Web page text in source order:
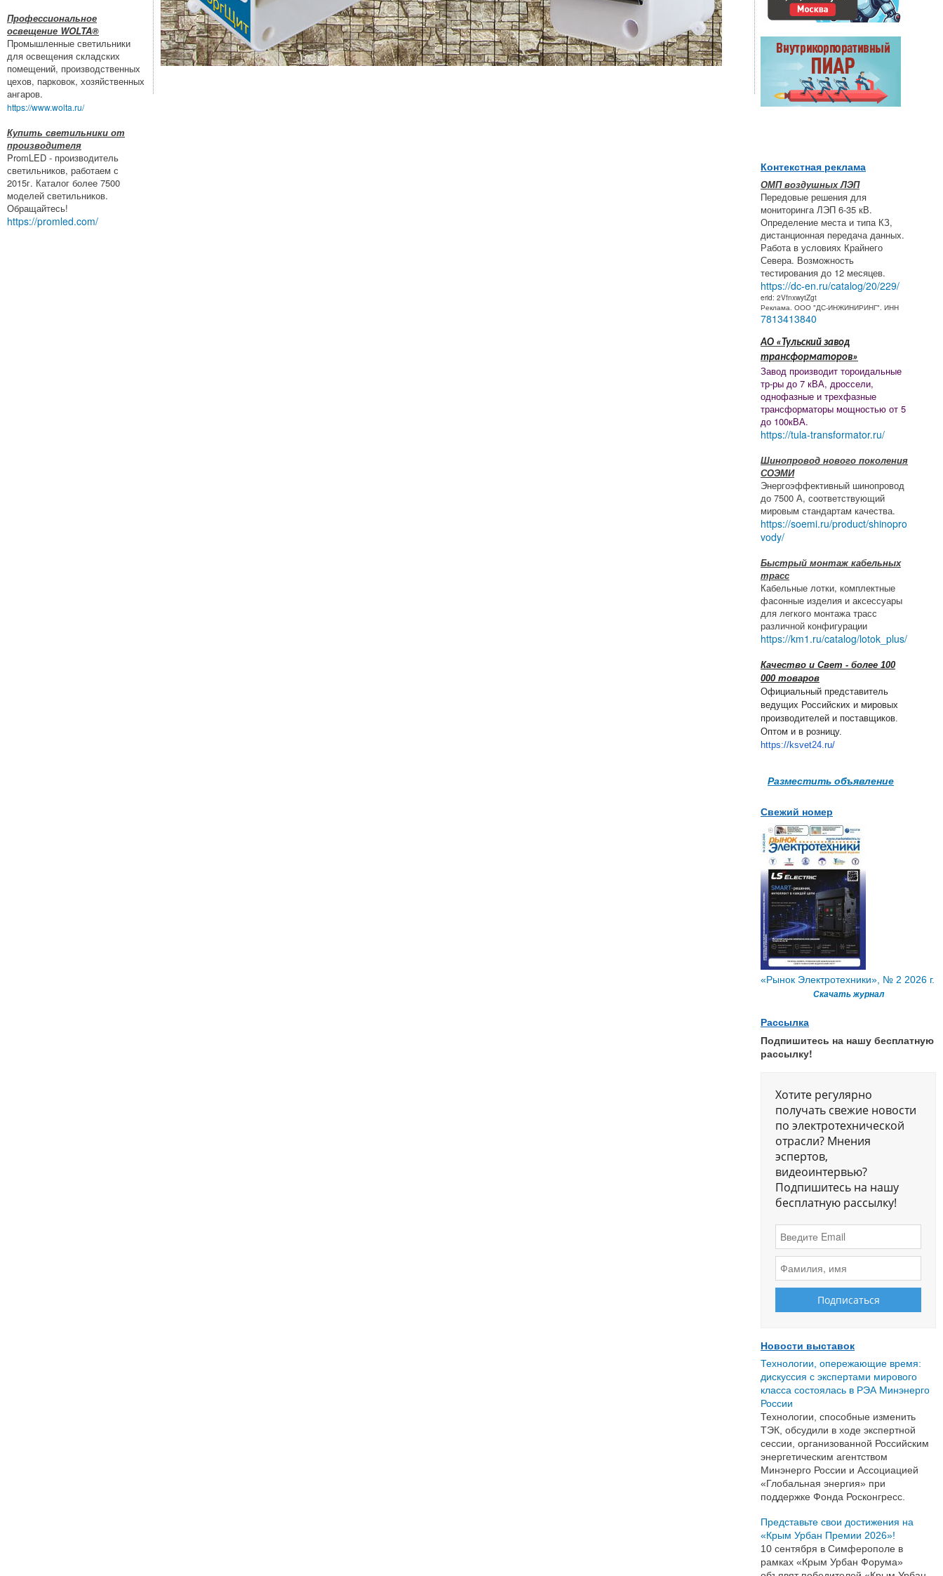
Профессиональное
освещение WOLTA®
Промышленные светильники
для освещения складских
помещений, производственных
цехов, парковок, хозяйственных
ангаров.
https://www.wolta.ru/
Купить светильники от
производителя
PromLED - производитель
светильников, работаем с
2015г. Каталог более 7500
моделей светильников.
Обращайтесь!
https://promled.com/
Контекстная реклама
ОМП воздушных ЛЭП
Передовые решения для
мониторинга ЛЭП 6-35 кВ.
Определение места и типа КЗ,
дистанционная передача данных.
Работа в условиях Крайнего
Севера. Возможность
тестирования до 12 месяцев.
https://dc-en.ru/catalog/20/229/
erid: 2VfnxwytZgt
Реклама. ООО "ДС-ИНЖИНИРИНГ". ИНН
7813413840
АО «Тульский завод
трансформаторов»
Завод производит тороидальные
тр-ры до 7 кВА, дроссели,
однофазные и трехфазные
трансформаторы мощностью от 5
до 100кВА.
https://tula-transformator.ru/
Шинопровод нового поколения
СОЭМИ
Энергоэффективный шинопровод
до 7500 А, соответствующий
мировым стандартам качества.
https://soemi.ru/product/shinopro
vody/
Быстрый монтаж кабельных
трасс
Кабельные лотки, комплектные
фасонные изделия и аксессуары
для легкого монтажа трасс
различной конфигурации
https://km1.ru/catalog/lotok_plus/
Качество и Свет - более 100
000 товаров
Официальный представитель
ведущих Российских и мировых
производителей и поставщиков.
Оптом и в розницу.
https://ksvet24.ru/
Разместить объявление
Свежий номер
«Рынок Электротехники», № 2 2026 г.
Скачать журнал
Рассылка
Подпишитесь на нашу бесплатную
рассылку!
Хотите регулярно
получать свежие новости
по электротехнической
отрасли? Мнения
эспертов,
видеоинтервью?
Подпишитесь на нашу
бесплатную рассылку!
Новости выставок
Технологии, опережающие время:
дискуссия с экспертами мирового
класса состоялась в РЭА Минэнерго
России
Технологии, способные изменить
ТЭК, обсудили в ходе экспертной
сессии, организованной Российским
энергетическим агентством
Минэнерго России и Ассоциацией
«Глобальная энергия» при
поддержке Фонда Росконгресс.
Представьте свои достижения на
«Крым Урбан Премии 2026»!
10 сентября в Симферополе в
рамках «Крым Урбан Форума»